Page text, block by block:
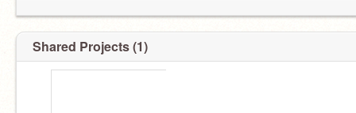
@6-2m39様など
りあ友
@miicyan330
@sakona
Shared Projects (1)